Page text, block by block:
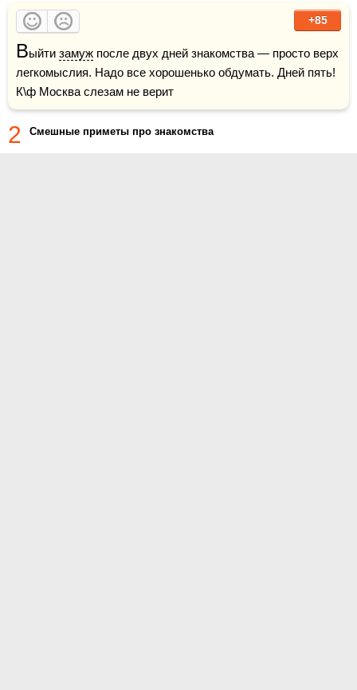
+85
Выйти замуж после двух дней знакомства — просто верх
легкомыслия. Надо все хорошенько обдумать. Дней пять!
К\ф Москва слезам не верит
2 Смешные приметы про знакомства